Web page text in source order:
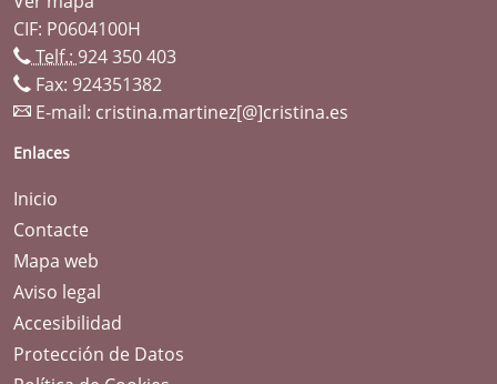
CIF: P0604100H
Telf.: 924 350 403
Fax: 924351382
E-mail: cristina.martinez[@]cristina.es
Enlaces
Inicio
Contacte
Mapa web
Aviso legal
Accesibilidad
Protección de Datos